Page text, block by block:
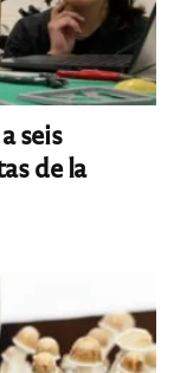
seis
de la